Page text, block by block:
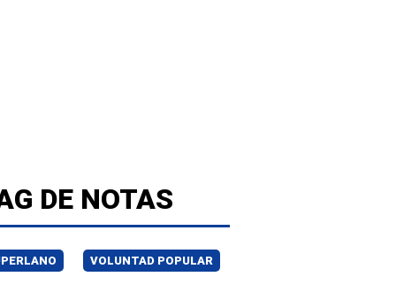
DE NOTAS
VOLUNTAD POPULAR